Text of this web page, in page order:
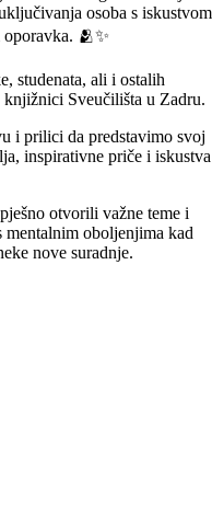
osoba s iskustvom
oporavka. 🫂✨
studenata, ali i ostalih
Sveučilišta u Zadru.
i prilici da predstavimo svoj
inspirativne priče i iskustva
otvorili važne teme i
mentalnim oboljenjima kad
nove suradnje.